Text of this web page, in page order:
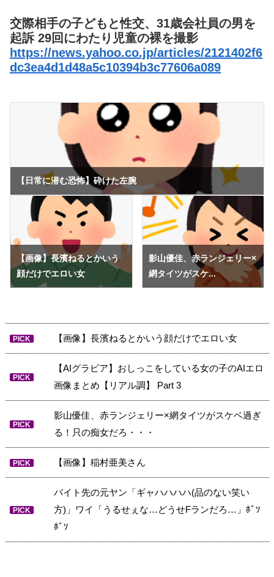
交際相手の子どもと性交、31歳会社員の男を
起訴 29回にわたり児童の裸を撮影
https://news.yahoo.co.jp/articles/2121402f6
dc3ea4d1d48a5c10394b3c77606a089
【日常に潜む恐怖】砕けた左腕
【画像】長濱ねるとかいう
顔だけでエロい女
影山優佳、赤ランジェリー×
網タイツがスケ...
PICK 【画像】長濱ねるとかいう顔だけでエロい女
PICK
【AIグラビア】おしっこをしている女の子のAIエロ
画像まとめ【リアル調】 Part 3
PICK
影山優佳、赤ランジェリー×網タイツがスケベ過ぎ
る！只の痴女だろ・・・
PICK 【画像】稲村亜美さん
PICK
バイト先の元ヤン「ギャハハハハ(品のない笑い
方)」ワイ「うるせぇな…どうせFランだろ…」ﾎﾞｿ
ﾎﾞｿ